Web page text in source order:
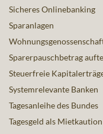
Sicheres Onlinebanking
Sparanlagen
Sparerpauschbetrag
Steuerfreie
Systemrelevante Banken
Tagesanleihe des Bundes
Tagesgeld als Mietkaution